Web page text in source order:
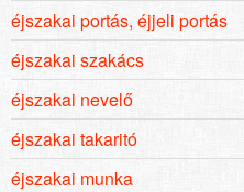
éjszakai portás, éjjeli portás
éjszakai szakács
éjszakai nevelő
éjszakai takaritó
éjszakai munka